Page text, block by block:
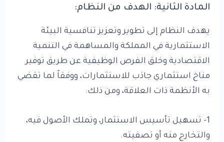
المادة الثانية: الهدف من النظام:
يهدف النظام إلى تطوير وتعزيز تنافسية البيئة
الاستثمارية في المملكة والمساهمة في التنمية
الاقتصادية وخلق الفرص الوظيفية عن طريق توفير
مناخ استثماري جاذب للاستثمارات، ووفقاً لما تقضي
به الأنظمة ذات العلاقة، ومن ذلك:
1- تسهيل تأسيس الاستثمار، وتملك الأصول فيه،
والتخارج منه أو تصفيته.